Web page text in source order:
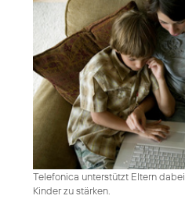
Telefonica unterstützt Eltern
Kinder zu stärken.